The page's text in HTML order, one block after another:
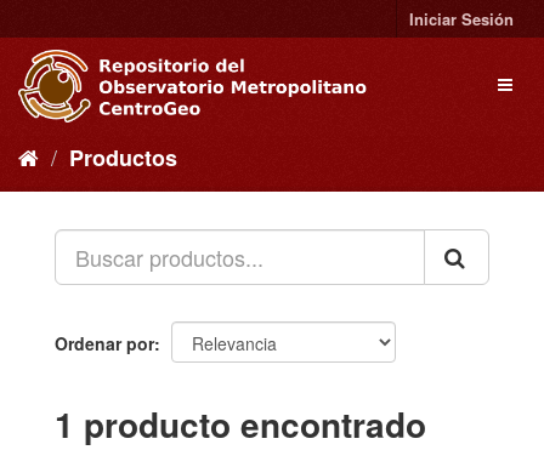
al
contenido
Iniciar Sesión
Productos
Ordenar por
1 producto encontrado